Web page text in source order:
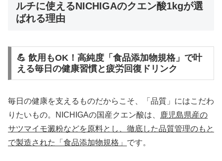
ルチに使えるNICHIGAのクエン酸1kgが選
ばれる理由
💪 飲用もOK！高純度「食品添加物規格」で叶
える毎日の健康習慣と疲労回復ドリンク
毎日の健康を支えるものだからこそ、「品質」にはこだわ
りたいもの。NICHIGAの国産クエン酸は、
鹿児島県産の
サツマイモ澱粉などを原料とし、徹底した品質管理のもと
で製造された「食品添加物規格」 です。